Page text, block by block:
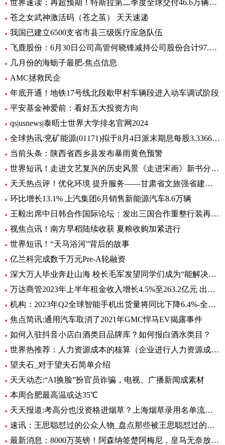
世界速读：再超预期！特斯拉第二季度全球交付46.6万辆，继续稳居全球纯电销冠
苍之女武神激活码（苍之茧） 天天速递
我国已建立6500支省市县三级医疗应急队伍
飞鹿股份：6月30日公司高管何晓锋减持公司股份合计97.6万股|百事通
几月份的海蛎子最肥-焦点信息
AMC拯救民企
年底开通！地铁17号线北段歇甲村车辆段进入动车调试阶段
平安基金神爱前：看好五大投资方向
qs|usnews|泰晤士世界大学排名官网2024
全球热讯:兖矿能源(01171)拟于8月4日派末期息每股3.3366港元
当前头条：陕西省西乡县发布暴雨黄色预警
世界短讯！走进文艺复兴的历史风景《走进宋画》新书分享会在苏州举行
天天热点评！优化环境 提升服务——甘肃省文旅强省建设系列深度报道之保障篇
环比增长13.1% 上汽集团6月销售新能源汽车8.6万辆
王毅出席中日韩合作国际论坛：发出三国合作重整行装再出发的明确信号
视焦点讯！南方早稻陆续收获 夏粮收购加紧进行
世界短讯！“天马浴河”背后的故事
亿兰科完成数千万元Pre-A轮融资
深大万人毕业奔赴山海 校长毛军发望同学们成为“能解决问题的人”
万达商管2023年上半年租金收入增长4.5%至263.2亿元 出租率98.2%-当前头条
机构：2023年Q2全球智能手机出货量将同比下降6.4%-全球即时
焦点简讯:通用汽车取消了2021年GMC悍马EV揭露事件
如何入驻抖音小店白酒类目品牌库？如何报白酒水类目？
世界热推荐：人力资源成本的核算（企业进行人力资源成本核算有什么意义）
望夫石_对于望夫石简单介绍
天天动态:“AI换脸”扮官员诈骗，电视、广播新闻成素材
本周合肥最高温或达35℃
天天报道:考高分也没资格进烟草？上海烟草录用名单流出，印证了张雪峰的话
速讯：王思聪怼过的公众人物_盘点那些被王思聪怼过的名人
最新消息：8000万英镑！阿森纳签楚阿梅尼，皇马无奈放弃，英超4大豪门竞争